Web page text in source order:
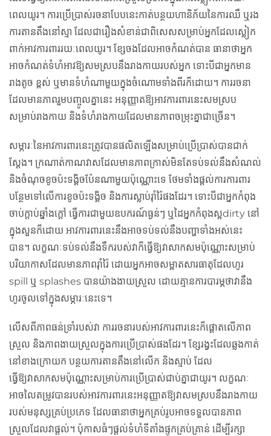
ពេលយូរ។ ការប្រើប្រាស់រចនាបែបនេះកាត់បន្ថយហានិភ័យនៃការឈឺ ឬរង
ការតានតឹងនៅស្មា ដែលជារឿងសំខាន់ជាពិសេសសម្រាប់អ្នកដែលស្លៀក
ពាក់អាវការពាររយៈពេលយូរ។ ខ្សែចងដែលអាចកំណត់បាន ធានាថាអ្នក
អាចកំណត់ទំហំអាវឱ្យសមស្របនឹងរាងកាយរបស់អ្នក ទោះបីជាអ្នកមាន
រាងតូច ខ្ពស់ ឬមានទំហំណាមួយក្នុងចំណោមទាំងពីរក៏ដោយ។ ការរចនា
ដែលមានភាពរួមបញ្ចូលគ្នានេះ អនុញ្ញាតឱ្យអាវការពារនេះសមស្រប
សម្រាប់រាងកាយ និងទំហំរាងកាយដែលមានភាពចម្រុះគ្នាជាច្រើន។
សម្ភារៈនៃអាវការពារនេះត្រូវបានផលិតឡើងសម្រាប់ប្រើប្រាស់បានជាក់
ស្តែង។ ក្រណាត់កាណវាសដែលមានភាពក្រាស់មិនតែទប់ទល់នឹងសំណល់
និងចំណុចខូចប៉ះទង្គិចប៉ែនណាមួយប៉ុណ្ណោះទេ ថែមទាំងផ្តល់ការការពារ
បន្ថែមទៅលើការខូចប៉ះទង្គិច និងការស្លាប់រ៉ាំរ៉ៃផងដែរ។ ទោះបីជាអ្នកកំពុង
ចាប់ក្តាប់ឆ្នាំងក្តៅ ធ្វើការជាមួយឧបករណ៍ធ្ងន់ៗ ឬដៃអ្នកកំពុងស្អdirty នៅ
ក្នុងសួនក៏ដោយ អាវការពារនេះនឹងអាចទប់ទល់នឹងបញ្ហាទាំងអស់នេះ
បាន។ លក្ខណៈទប់ទល់នឹងទឹករបស់វាក៏ធ្វើឱ្យវាសាកសមប៉ុណ្ណោះសម្រាប់
បរិយាកាសដែលមានភាពរ៉ាំរ៉ៃ ដោយអ្នកអាចសម្អាតសារធាតុដែលហូរ
spill ឬ splashes បានយ៉ាងងាយស្រួល ដោយគ្មានការបារម្ភថាវានឹង
ហូរចូលទៅក្នុងសម្ភារៈនេះទេ។
លើសពីភាពធន់ទ្រាំរបស់វា ការរចនារបស់អាវការពារនេះក៏ផ្តោតលើភាព
ស្រួល និងភាពងាយស្រួលក្នុងការប្រើប្រាស់ផងដែរ។ ខ្សែរង្វះដែលឆ្លងកាត់
នៅខាងក្រោយក បន្ថយការតានតឹងនៅលើក និងស្មាប់ ដែល
ធ្វើឱ្យវាសាកសមប៉ុណ្ណោះសម្រាប់ការប្រើប្រាស់ជាប់គ្នាជាយូរ។ លក្ខណៈ
អាចលៃតម្រូវបានរបស់អាវការពារនេះអនុញ្ញាតឱ្យវាសមស្របនឹងរាងកាយ
របស់មនុស្សគ្រប់ប្រភេទ ដែលធានាថាអ្នកគ្រប់រូបអាចទទួលបានភាព
ស្រួលដែលវាផ្តល់។ ប៉ុកាសធំៗផ្តល់ទំហំទីតាំងផ្ទុកគ្រប់គ្រាន់ ដើម្បីរក្សា